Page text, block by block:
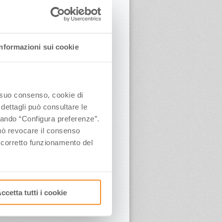
sui cookie
consenso, cookie di
può consultare le
“Configura preferenze”.
revocare il consenso
funzionamento del
tutti i cookie